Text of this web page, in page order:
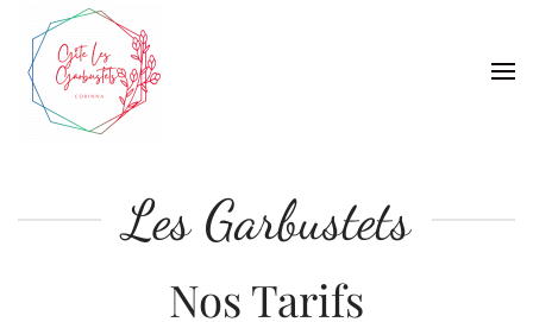
Skip to main content
Les Garbustets
Nos Tarifs